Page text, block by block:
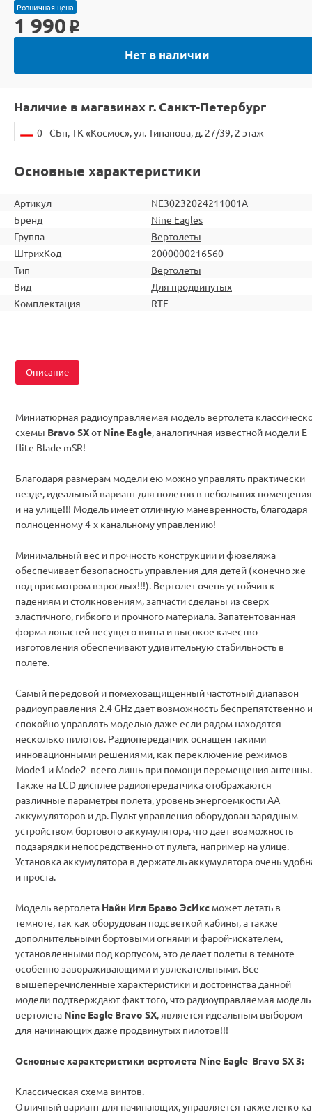
Розничная цена
1 990 o
Нет в наличии
Наличие в магазинах г. Санкт-Петербург
0 СБп, ТК «Космос», ул. Типанова, д. 27/39, 2 этаж
Основные характеристики
Артикул
NE30232024211001A
Бренд
Nine Eagles
Группа
Вертолеты
ШтрихКод
2000000216560
Тип
Вертолеты
Вид
Для продвинутых
Комплектация
RTF
Описание
Миниатюрная радиоуправляемая модель вертолета
схемы Bravo SXотNine Eagle , аналогичная известной модели E-
flite Blade mSR!
Благодаря размерам модели ею можно управлять практически
везде, идеальный вариант для полетов в небольших
и на улице!!! Модель имеет отличную маневренность, благодаря
полноценному 4-х канальному управлению!
Минимальный вес и прочность конструкции и фюзеляжа
обеспечивает безопасность управления для детей (конечно же
под присмотром взрослых!!!). Вертолет очень устойчив к
падениям и столкновениям, запчасти сделаны из сверх
эластичного, гибкого и прочного материала. Запатентованная
форма лопастей несущего винта и высокое качество
изготовления обеспечивают удивительную стабильность в
полете.
Самый передовой и помехозащищенный частотный диапазон
радиоуправления 2.4 GHz дает возможность беспрепятственно и
спокойно управлять моделью даже если рядом находятся
несколько пилотов. Радиопередатчик оснащен такими
инновационными решениями, как переключение режимов
Mode1 и Mode2 всего лишь при помощи перемещения антенны.
Также на LCD дисплее радиопередатчика отображаются
различные параметры полета, уровень энергоемкости АА
аккумуляторов и др. Пульт управления оборудован зарядным
устройством бортового аккумулятора, что дает возможность
подзарядки непосредственно от пульта, например на улице.
Установка аккумулятора в держатель аккумулятора очень
и проста.
Модель вертолета Найн Игл Браво ЭсИкс может летать в
темноте, так как оборудован подсветкой кабины, а также
дополнительными бортовыми огнями и фарой-искателем,
установленными под корпусом, это делает полеты в темноте
особенно завораживающими и увлекательными. Все
вышеперечисленные характеристики и достоинства данной
модели подтверждают факт того, что радиоуправляемая модель
вертолета Nine Eagle Bravo SX , является идеальным выбором
для начинающих даже продвинутых пилотов!!!
Основные характеристики вертолета Nine Eagle Bravo SX 3:
Классическая схема винтов.
Отличный вариант для начинающих, управляется также легко